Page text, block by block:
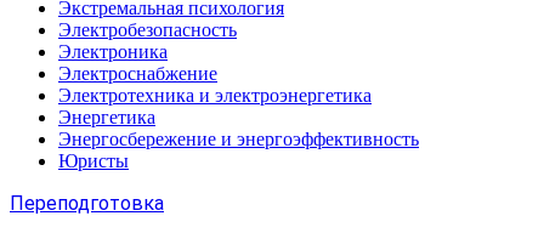
Экстремальная психология
Электробезопасность
Электроника
Электроснабжение
Электротехника и электроэнергетика
Энергетика
Энергосбережение и энергоэффективность
Юристы
Переподготовка